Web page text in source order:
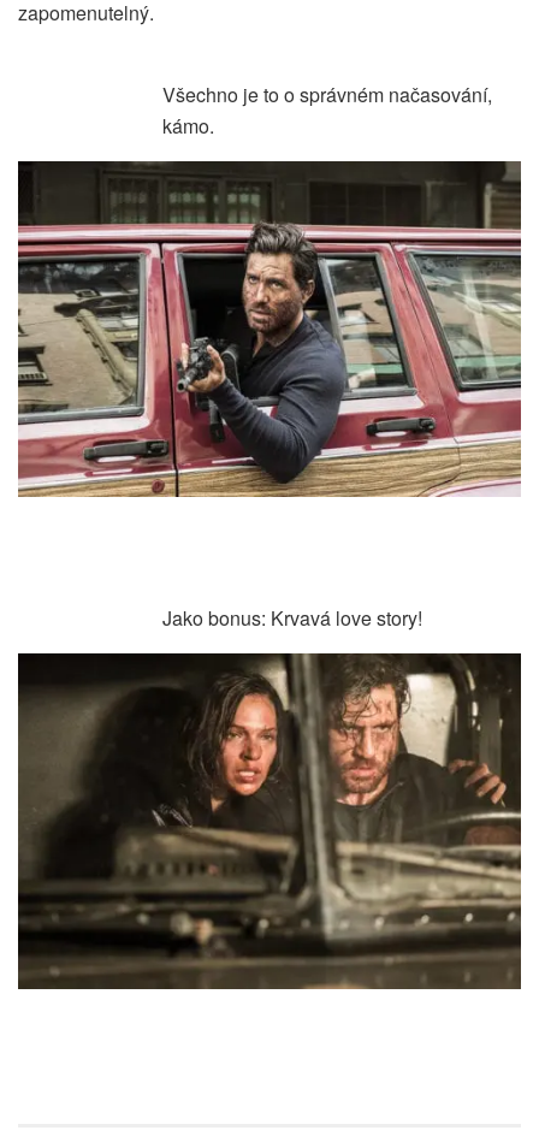
zapomenutelný.
Všechno je to o správném načasování,
kámo.
Jako bonus: Krvavá love story!